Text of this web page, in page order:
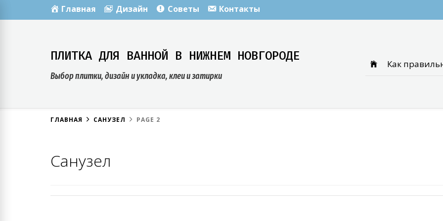
to
Главная Дизайн Советы Контакты
ПЛИТКА ДЛЯ ВАННОЙ В НИЖНЕМ НОВГОРОДЕ
Выбор плитки, дизайн и укладка, клеи и затирки
Как
ГЛАВНАЯ САНУЗЕЛ PAGE 2
Санузел